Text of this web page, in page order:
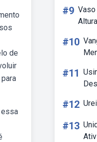
de
essa
#9
Altura
#10
#11
#12
#13